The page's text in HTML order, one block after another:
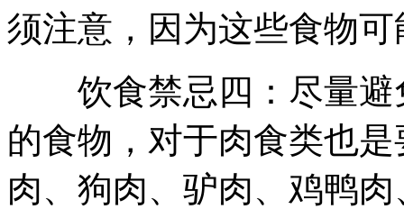
须注意，因为这些食物
饮食禁忌四：尽量避
的食物，对于肉食类也
肉、狗肉、驴肉、鸡鸭